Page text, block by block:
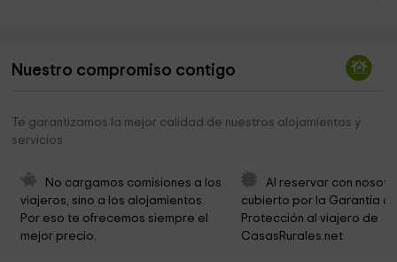
Torre Museo Font Bona 1,2 km
Museu Valencià del Paper
Cementerio Municipal
Ermita San Antonio
Toll Blau 3,2 km
Nuestro compromiso contigo
Te garantizamos la mejor calidad de nuestros alojamientos y
servicios
No cargamos comisiones a los
viajeros, sino a los alojamientos.
Por eso te ofrecemos siempre el
mejor precio.
Al reservar con
cubierto por la Garantía
Protección al viajero de
CasasRurales.net